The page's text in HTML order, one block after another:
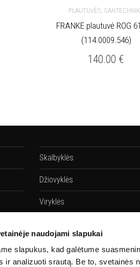
naudojami slapukai
slapukus, kad galėtume
ir analizuoti srautą. Be to, svetainės
Į KREPŠELĮ
PLAUTUVĖS,
FRANKE plautuvė ROG
(114.0009.546)
140.00 €
Skalbyklės
Džiovyklės
Viryklės
Indaplovių priedai